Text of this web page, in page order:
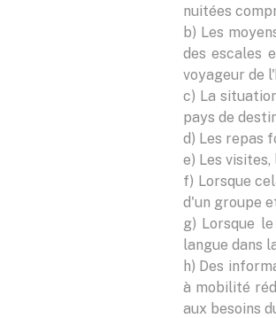
nuitées
b) Les
des escales
voyageur de
c) La
pays de
d) Les repas
e) Les
f) Lorsque
d'un groupe
g) Lorsque
langue dans
h) Des
à mobilité
aux besoins